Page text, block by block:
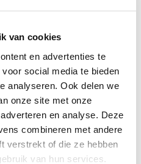
van cookies
en advertenties te
social media te bieden
analyseren. Ook delen we
onze site met onze
en analyse. Deze
combineren met andere
verstrekt of die ze hebben
van hun services.
FEUERMEISTER Hitte
beschermende
mouwen
Perfecte bescherming -
dankzij 100% hittebestend...
Direct leverbaar